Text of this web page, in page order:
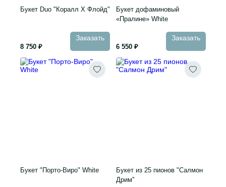
Букет Duo "Коралл Х Флойд"
8 750 ₽
Заказать
Букет дофаминовый
«Пралине» White
6 550 ₽
Заказать
Букет "Порто-Виро" White
Букет из 25 пионов "Салмон
Дрим"